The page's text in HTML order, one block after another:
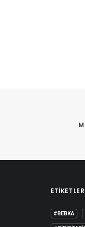
ETIKETLER
#BEBKA